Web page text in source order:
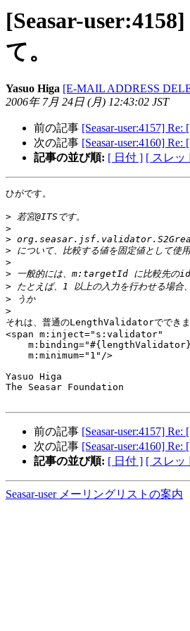
[Seasar-
て。
Yasuo Higa [E-MAIL ADDRESS
2006年 7月 24日 (月) 12:43:02 JST
前の記事 [Seasar-user:4157]
次の記事 [Seasar-user:4160]
記事の並び順: [ 日付 ] [ スレッ
ひがです。
>
>
>
>
>
>
>
>
>
それは、普通のLengthValidatorでできま
<span m:inject="s:validator"
    m:minimum="1"/>
Yasuo Higa
The Seasar Foundation
前の記事 [Seasar-user:4157]
次の記事 [Seasar-user:4160]
記事の並び順: [ 日付 ] [ スレッ
Seasar-user メーリングリストの案内